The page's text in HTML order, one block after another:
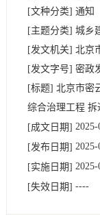
[文种分类] 通知
[主题分类] 城乡
[发文机关] 北京
[发文字号] 密政
[标题] 北京市密
综合治理工程 拆
[成文日期]
[发布日期]
[实施日期]
[失效日期] ----